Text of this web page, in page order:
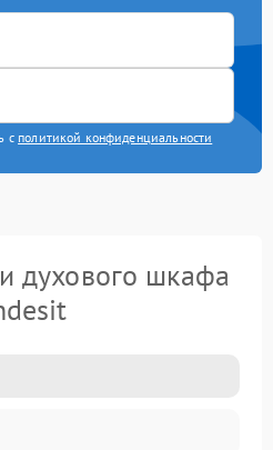
с политикой конфиденциальности
духового шкафа